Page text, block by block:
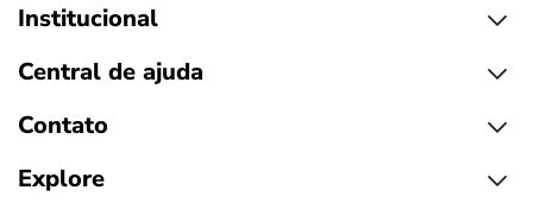
Institucional
Central de ajuda
Contato
Explore